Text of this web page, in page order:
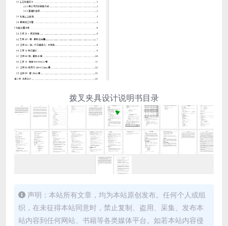
拨叉夹具设计说明书目录
声明：本站所有文章，均为本站原创发布。任何个人或组
织，在未征得本站同意时，禁止复制、盗用、采集、发布本
站内容到任何网站、书籍等各类媒体平台。如若本站内容侵